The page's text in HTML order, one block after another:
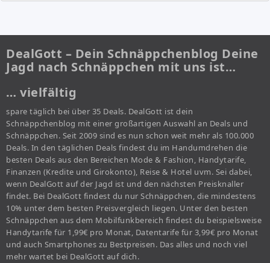
DealGott – Dein Schnäppchenblog Deine
Jagd nach Schnäppchen mit uns ist…
… vielfältig
spare täglich bei über 35 Deals. DealGott ist dein
Schnäppchenblog mit einer großartigen Auswahl an Deals und
Schnäppchen. Seit 2009 sind es nun schon weit mehr als 100.000
Deals. In den täglichen Deals findest du im Handumdrehen die
besten Deals aus den Bereichen Mode & Fashion, Handytarife,
Finanzen (Kredite und Girokonto), Reise & Hotel uvm. Sei dabei,
wenn DealGott auf der Jagd ist und den nächsten Preisknaller
findet. Bei DealGott findest du nur Schnäppchen, die mindestens
10% unter dem besten Preisvergleich liegen. Unter den besten
Schnäppchen aus dem Mobilfunkbereich findest du beispielsweise
Handytarife für 1,99€ pro Monat, Datentarife für 3,99€ pro Monat
und auch Smartphones zu Bestpreisen. Das alles und noch viel
mehr wartet bei DealGott auf dich.